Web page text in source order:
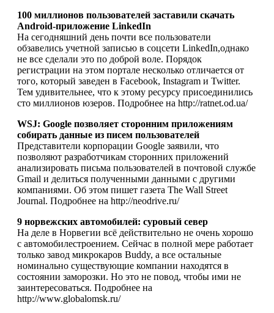
100 миллионов пользователей заставили скачать
Android-приложение LinkedIn
На сегодняшний день почти все пользователи
обзавелись учетной записью в соцсети LinkedIn,однако
не все сделали это по доброй воле. Порядок
регистрации на этом портале несколько отличается от
того, который заведен в Facebook, Instagram и Twitter.
Тем удивительнее, что к этому ресурсу присоединились
сто миллионов юзеров. Подробнее на http://ratnet.od.ua/
WSJ: Google позволяет сторонним приложениям
собирать данные из писем пользователей
Представители корпорации Google заявили, что
позволяют разработчикам сторонних приложений
анализировать письма пользователей в почтовой службе
Gmail и делиться полученными данными с другими
компаниями. Об этом пишет газета The Wall Street
Journal. Подробнее на http://neodrive.ru/
9 норвежских автомобилей: суровый север
На деле в Норвегии всё действительно не очень хорошо
с автомобилестроением. Сейчас в полной мере работает
только завод микрокаров Buddy, а все остальные
номинально существующие компании находятся в
состоянии заморозки. Но это не повод, чтобы ими не
заинтересоваться. Подробнее на
http://www.globalomsk.ru/